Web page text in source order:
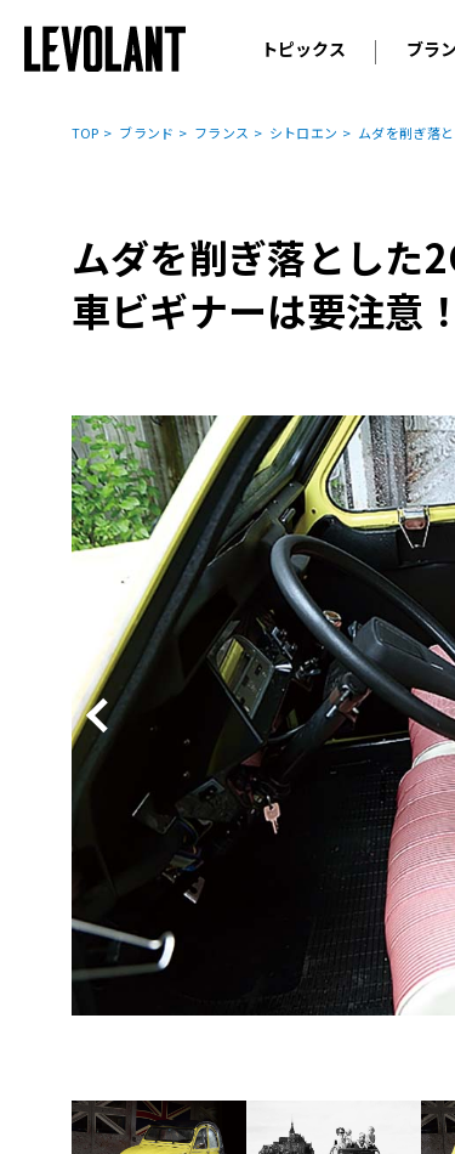
トピックス
ニュース
コラム
ブラ
輸入車
国産車
TOP ブランド フランス シトロエン ムダを削ぎ落
ムダを削ぎ落とした
車ビギナーは要注意